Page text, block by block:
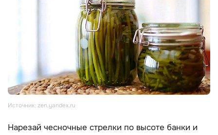
Источник: zen.yandex.ru
Нарезай чесночные стрелки по высоте банки и